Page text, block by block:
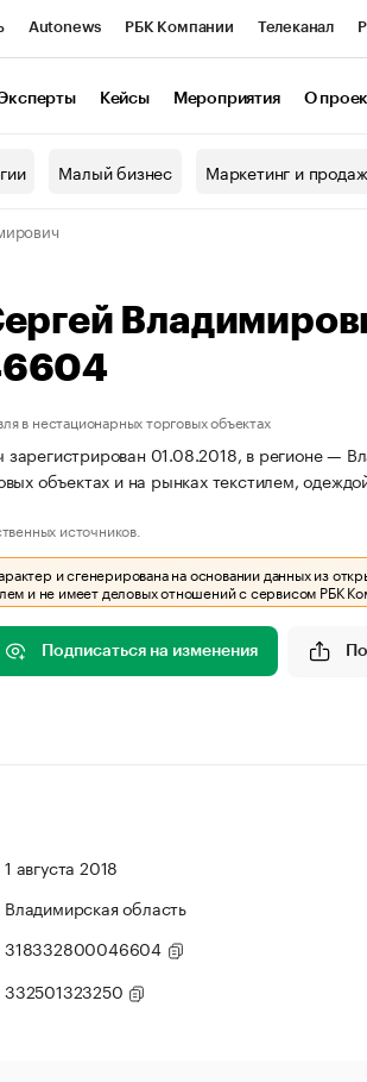
Autonews РБК Компании Телеканал
Кейсы Мероприятия О
Малый бизнес Маркетинг и
в нестационарных торговых объектах
01.08.2018, в регионе —
объектах и на рынках текстилем,
источников.
и сгенерирована на основании данных из
и не имеет деловых отношений с сервисом РБК
Подписаться на изменения
1 августа 2018
Владимирская область
318332800046604
332501323250